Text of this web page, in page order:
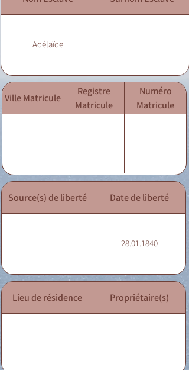
Adélaïde
Ville Matricule
Registre
Matricule
Numéro
Matricule
Source(s) de liberté Date de liberté
28.01.1840
Lieu de résidence Propriétaire(s)